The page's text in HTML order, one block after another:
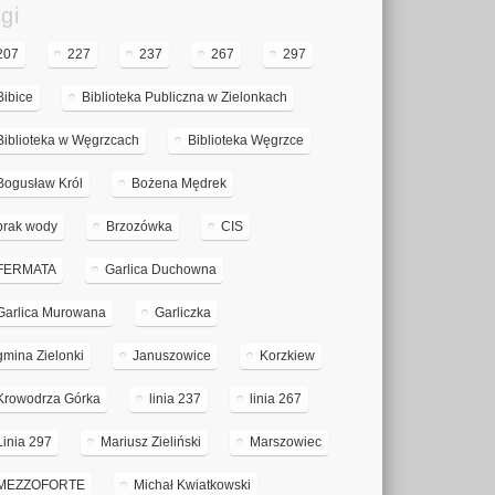
227 237 267 297
Biblioteka Publiczna w Zielonkach
w Węgrzcach Biblioteka Węgrzce
Król Bożena Mędrek
wody Brzozówka CIS
Garlica Duchowna
Murowana Garliczka
Zielonki Januszowice Korzkiew
Górka linia 237 linia 267
297 Mariusz Zieliński Marszowiec
Michał Kwiatkowski